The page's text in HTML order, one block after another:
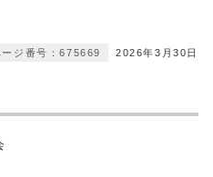
2026年3月30日
ージ番号：675669